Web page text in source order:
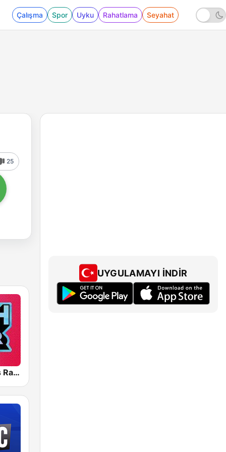
Çalışma Spor Uyku Rahatlama Seyahat
25
Greatest Hits Radio
UYGULAMAYI İNDIR